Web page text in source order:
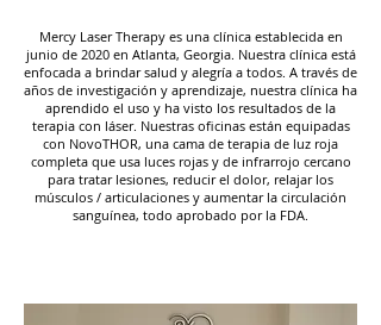
Mercy Laser Therapy es una clínica establecida en
junio de 2020 en Atlanta, Georgia. Nuestra clínica está
enfocada a brindar salud y alegría a todos. A través de
años de investigación y aprendizaje, nuestra clínica ha
aprendido el uso y ha visto los resultados de la
terapia con láser. Nuestras oficinas están equipadas
con NovoTHOR, una cama de terapia de luz roja
completa que usa luces rojas y de infrarrojo cercano
para tratar lesiones, reducir el dolor, relajar los
músculos / articulaciones y aumentar la circulación
sanguínea, todo aprobado por la FDA.